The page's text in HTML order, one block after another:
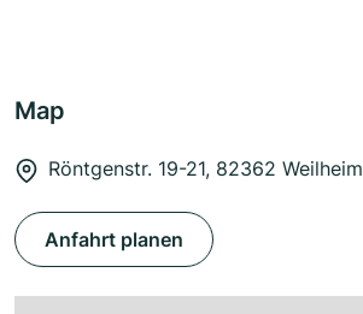
Map
Röntgenstr. 19-21, 82362 Weilheim
Anfahrt planen